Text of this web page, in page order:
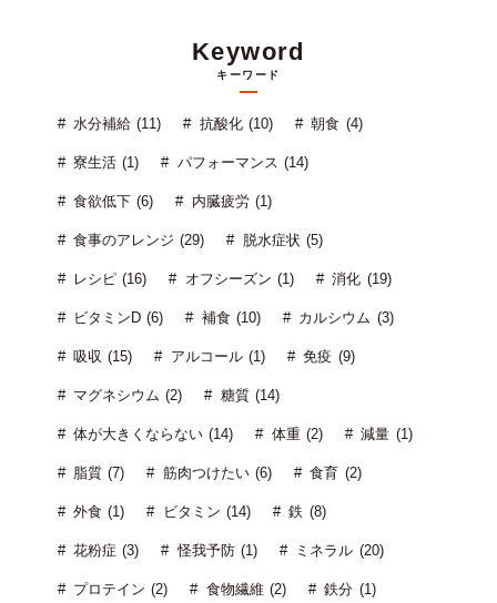
Keyword
キーワード
水分補給 (11) 抗酸化 (10) 朝食 (4)
寮生活 (1) パフォーマンス (14)
食欲低下 (6) 内臓疲労 (1)
食事のアレンジ (29) 脱水症状 (5)
レシピ (16) オフシーズン (1) 消化 (19)
ビタミンD (6) 補食 (10) カルシウム (3)
吸収 (15) アルコール (1) 免疫 (9)
マグネシウム (2) 糖質 (14)
体が大きくならない (14) 体重 (2) 減量 (1)
脂質 (7) 筋肉つけたい (6) 食育 (2)
外食 (1) ビタミン (14) 鉄 (8)
花粉症 (3) 怪我予防 (1) ミネラル (20)
プロテイン (2) 食物繊維 (2) 鉄分 (1)